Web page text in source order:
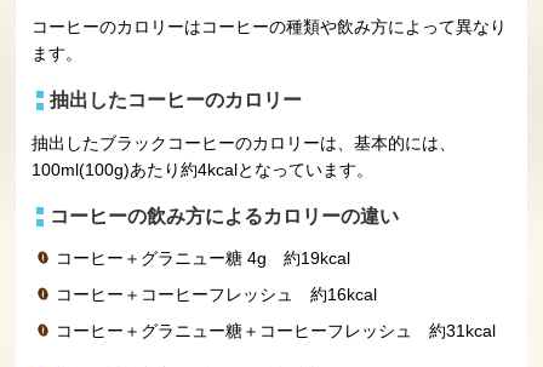
コーヒーのカロリーはコーヒーの種類や飲み方によって異なり
ます。
抽出したコーヒーのカロリー
抽出したブラックコーヒーのカロリーは、基本的には、
100ml(100g)あたり約4kcalとなっています。
コーヒーの飲み方によるカロリーの違い
コーヒー＋グラニュー糖 4g 約19kcal
コーヒー＋コーヒーフレッシュ 約16kcal
コーヒー＋グラニュー糖＋コーヒーフレッシュ 約31kcal